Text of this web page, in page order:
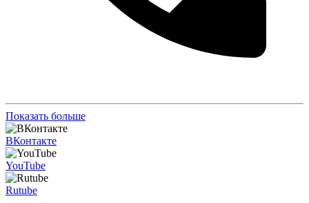
Показать больше
ВКонтакте
YouTube
Rutube